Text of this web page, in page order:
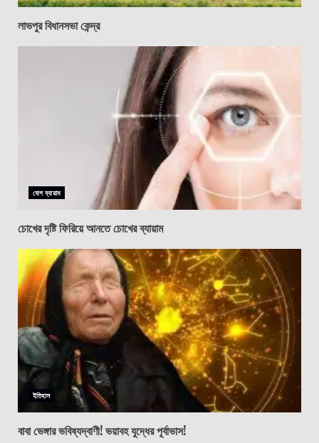
লাভপুর বিধানসভা কেন্দ্র
যোগ ব্যায়াম
চোখের দৃষ্টি ফিরিয়ে আনতে চোখের ব্যায়াম
ইতিহাস
বাবা ভেঙ্গার ভবিষ্যদ্বাণী! ভয়াবহ যুদ্ধের পূর্বাভাস!